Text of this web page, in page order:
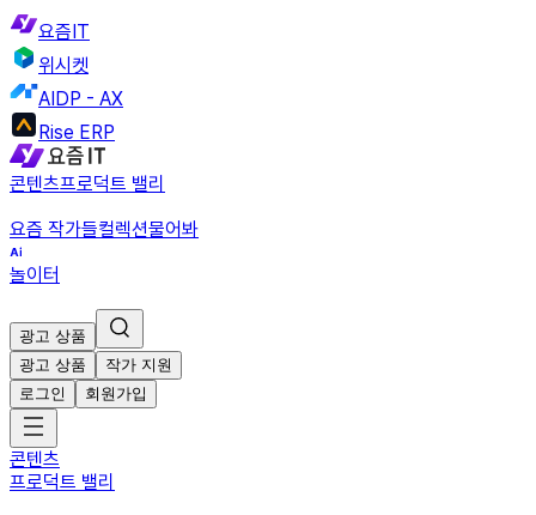
요즘IT
위시켓
AIDP - AX
Rise ERP
콘텐츠프로덕트 밸리
요즘 작가들컬렉션물어봐
놀이터
광고 상품
광고 상품
작가 지원
로그인
회원가입
콘텐츠
프로덕트 밸리